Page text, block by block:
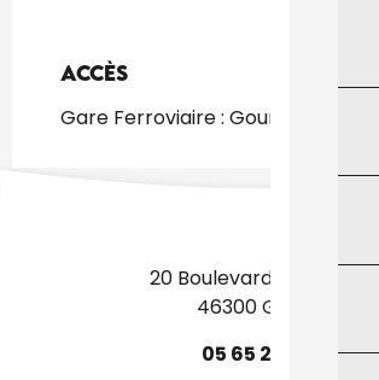
Accès
Accès
Gare Ferroviaire : Gourdon à 3km
20 Boulevard des Martyrs
46300 Gourdon
05 65 27 50